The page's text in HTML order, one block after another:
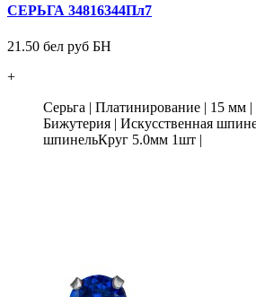
СЕРЬГА 34816344Пл7
21.50 бел руб БН
+
Серьга | Платинирование | 15 мм |
Бижутерия | Искусственная
шпинельКруг 5.0мм 1шт |